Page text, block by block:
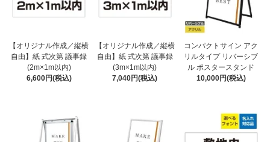
【オリジナル作成／縦横
自由】紙 式次第 議事録
(2m×1m以内)
6,600円(税込)
【オリジナル作成／縦横
自由】紙 式次第 議事録
(3m×1m以内)
7,040円(税込)
コンパクトサイン アク
リルタイプ リバーシブ
ル ポスタースタンド
10,000円(税込)